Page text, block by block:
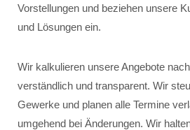
Vorstellungen und beziehen unsere
und Lösungen ein.
Wir kalkulieren unsere Angebote
verständlich und transparent. Wir
Gewerke und planen alle Termine
umgehend bei Änderungen. Wir